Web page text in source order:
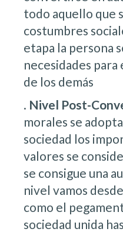
todo aquello que
costumbres
etapa la persona
necesidades
de los demás
. Nivel Post-
morales se
sociedad los
valores se
se consigue una
nivel vamos
como el
sociedad unida